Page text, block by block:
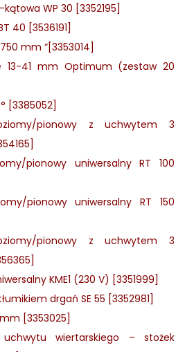
WP 30 [3352195]
40 [3536191]
mm “[3353014]
13-41 mm Optimum (zestaw 20
[3385052]
pionowy z uchwytem 3
pionowy uniwersalny RT 100
pionowy uniwersalny RT 150
pionowy z uchwytem 3
KME1 (230 V) [3351999]
drgań SE 55 [3352981]
[3353025]
wiertarskiego – stożek